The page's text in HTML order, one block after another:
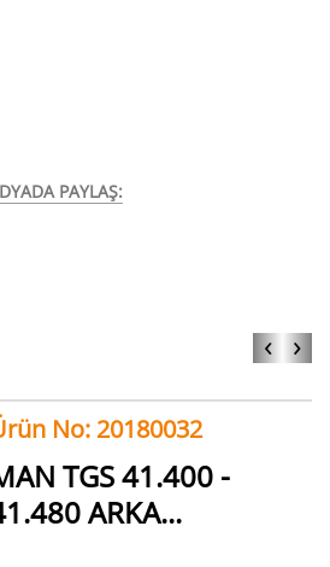
PAYLAŞ:
‹ ›
No: 20180032
TGS 41.400 -
ARKA...